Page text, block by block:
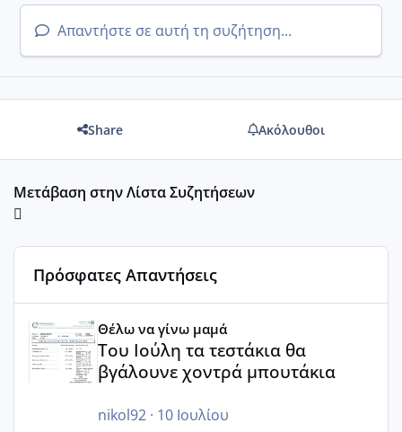
Απαντήστε σε αυτή τη συζήτηση...
Share Ακόλουθοι
Μετάβαση στην Λίστα Συζητήσεων
Πρόσφατες Απαντήσεις
Θέλω να γίνω μαμά
Του Ιούλη τα τεστάκια θα
βγάλουνε χοντρά μπουτάκια
nikol92· 10 Ιουλίου